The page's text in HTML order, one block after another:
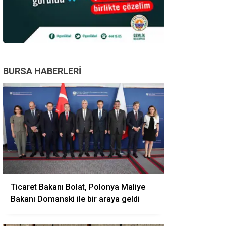
BURSA HABERLERI
Ticaret Bakanı Bolat, Polonya Maliye
Bakanı Domanski ile bir araya geldi